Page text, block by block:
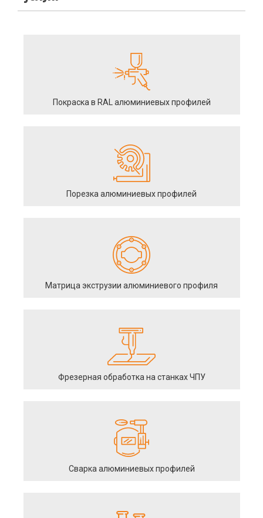
Покраска в RAL алюминиевых профилей
Порезка алюминиевых профилей
Матрица экструзии алюминиевого профиля
Фрезерная обработка на станках ЧПУ
Сварка алюминиевых профилей